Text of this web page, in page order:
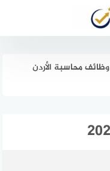
وظائف محاسبة الأردن